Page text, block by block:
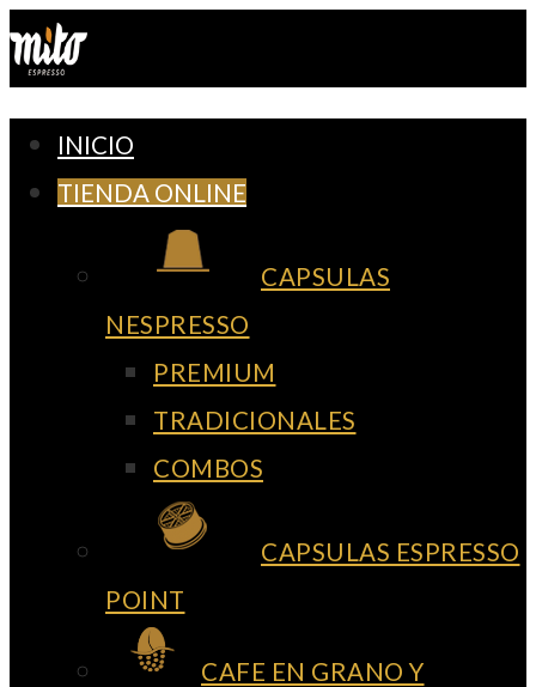
Ir
al
contenido
INICIO
TIENDA ONLINE
CAPSULAS
NESPRESSO
PREMIUM
TRADICIONALES
COMBOS
CAPSULAS ESPRESSO
POINT
CAFE EN GRANO Y